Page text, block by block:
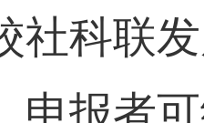
社科联
申报者